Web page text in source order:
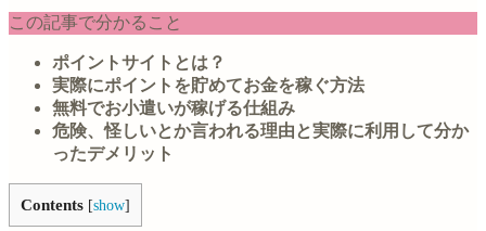
この記事で分かること
ポイントサイトとは？
実際にポイントを貯めてお金を稼ぐ方法
無料でお小遣いが稼げる仕組み
危険、怪しいとか言われる理由と実際に利用して分か
ったデメリット
Contents [show]